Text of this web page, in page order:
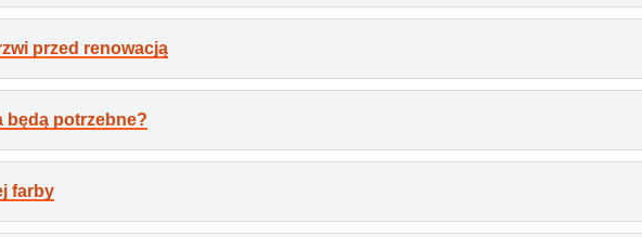
przed renowacją
będą potrzebne?
farby